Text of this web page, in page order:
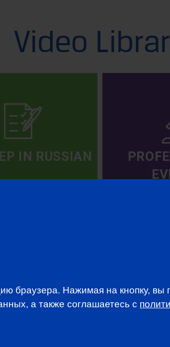
Video
IN RUSSIAN
events an
браузера. Нажимая на кнопку, вы
а также соглашаетесь c